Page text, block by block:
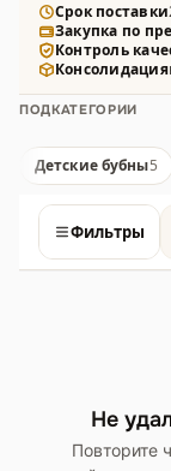
синтезаторы,
микрофоны и
версиях.
Срок поставки
Закупка по
Контроль
Консолидация
ПОДКАТЕГОРИИ
Детские бубны5
Фильтры
Не
Повторите